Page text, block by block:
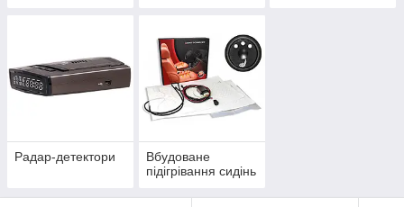
Радар-детектори
Вбудоване
підігрівання сидінь